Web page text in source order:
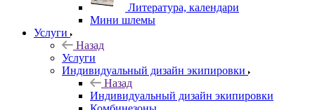
Литература, календари
Мини шлемы
Услуги
Назад
Услуги
Индивидуальный дизайн экипировки
Назад
Индивидуальный дизайн экипировки